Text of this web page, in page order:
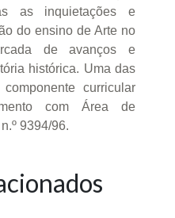
as inquietações e
do ensino de Arte no
de avanços e
histórica. Uma das
curricular
com Área de
9394/96.